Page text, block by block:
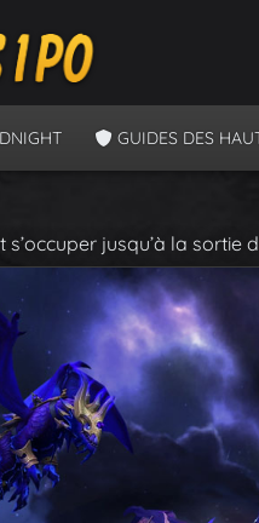
GUIDES DES
s’occuper jusqu’à la sortie